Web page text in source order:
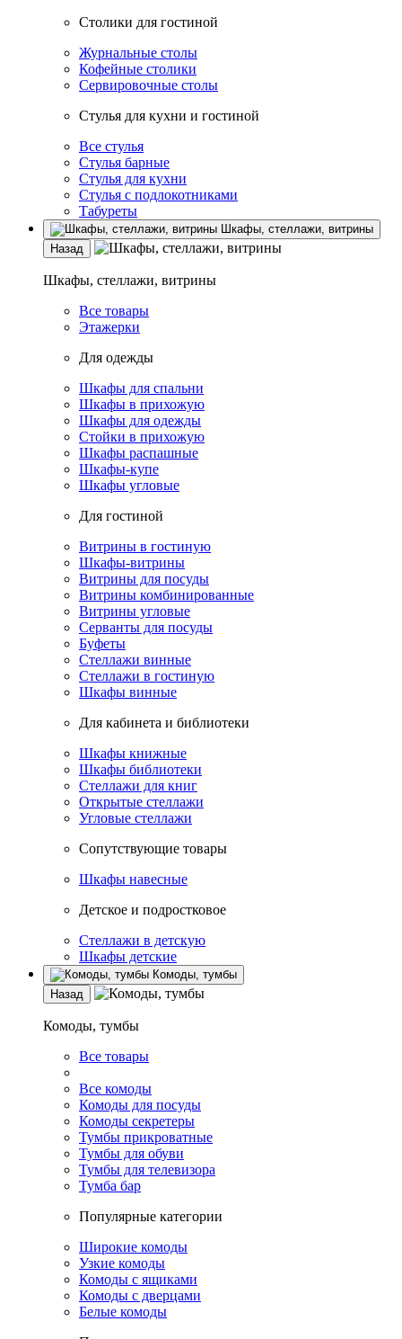
Столики для гостиной
Журнальные столы
Кофейные столики
Сервировочные столы
Стулья для кухни и гостиной
Все стулья
Стулья барные
Стулья для кухни
Стулья с подлокотниками
Табуреты
Шкафы, стеллажи, витрины
Назад
Шкафы, стеллажи, витрины
Все товары
Этажерки
Для одежды
Шкафы для спальни
Шкафы в прихожую
Шкафы для одежды
Стойки в прихожую
Шкафы распашные
Шкафы-купе
Шкафы угловые
Для гостиной
Витрины в гостиную
Шкафы-витрины
Витрины для посуды
Витрины комбинированные
Витрины угловые
Серванты для посуды
Буфеты
Стеллажи винные
Стеллажи в гостиную
Шкафы винные
Для кабинета и библиотеки
Шкафы книжные
Шкафы библиотеки
Стеллажи для книг
Открытые стеллажи
Угловые стеллажи
Сопутствующие товары
Шкафы навесные
Детское и подростковое
Стеллажи в детскую
Шкафы детские
Комоды, тумбы
Назад
Комоды, тумбы
Все товары
Все комоды
Комоды для посуды
Комоды секретеры
Тумбы прикроватные
Тумбы для обуви
Тумбы для телевизора
Тумба бар
Популярные категории
Широкие комоды
Узкие комоды
Комоды с ящиками
Комоды с дверцами
Белые комоды